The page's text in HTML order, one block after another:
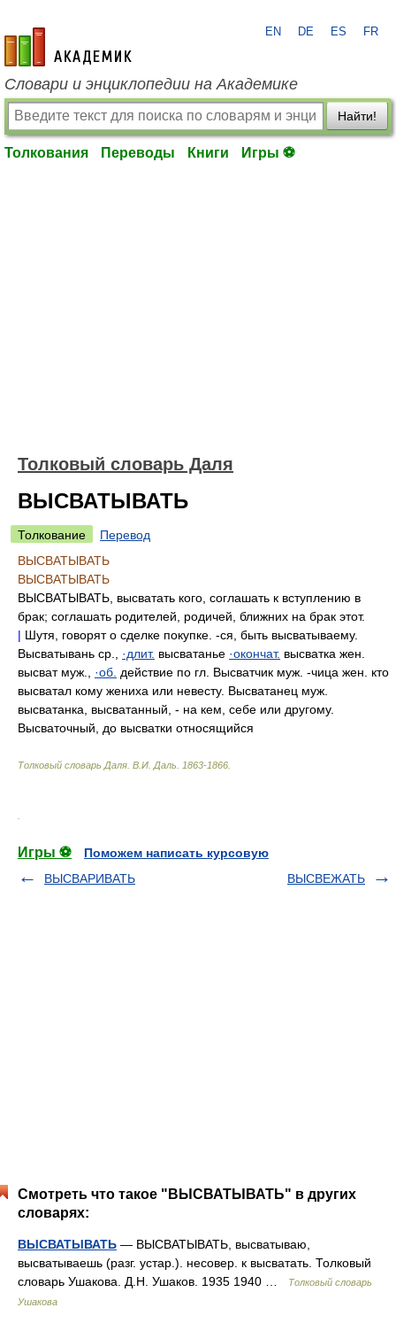
academic.ru
EN DE ES FR
Словари и энциклопедии на Академике
Найти!
Толкования Переводы Книги Игры ⚽
Толковый словарь Даля
ВЫСВАТЫВАТЬ
Толкование
Перевод
ВЫСВАТЫВАТЬ
ВЫСВАТЫВАТЬ
ВЫСВАТЫВАТЬ, высватать кого, соглашать к вступлению в
брак; соглашать родителей, родичей, ближних на брак этот.
| Шутя, говорят о сделке покупке. -ся, быть высватываему.
Высватывань ср., ·длит. высватанье ·окончат. высватка жен.
высват муж., ·об. действие по гл. Высватчик муж. -чица жен. кто
высватал кому жениха или невесту. Высватанец муж.
высватанка, высватанный, - на кем, себе или другому.
Высваточный, до высватки относящийся
Толковый словарь Даля В.И. Даль. 1863-1866
Игры ⚽
Поможем написать курсовую
ВЫСВАРИВАТЬ
ВЫСВЕЖАТЬ
Смотреть что такое "ВЫСВАТЫВАТЬ" в других
словарях:
ВЫСВАТЫВАТЬ — ВЫСВАТЫВАТЬ, высватываю,
высватываешь (разг. устар.). несовер. к высватать. Толковый
словарь Ушакова. Д.Н. Ушаков. 1935 1940 …
Толковый словарь
Ушакова